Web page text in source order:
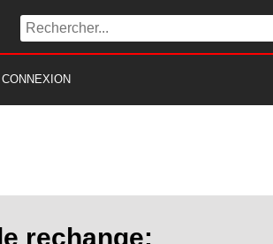
CONNEXION
rechange: